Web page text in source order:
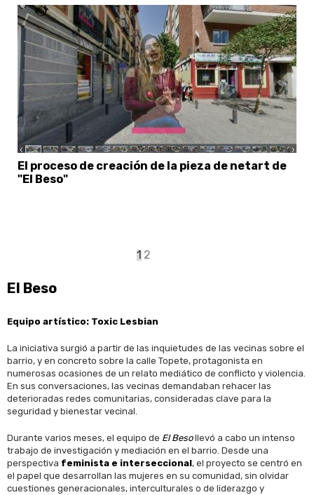
El proceso de creación de la pieza de netart de
"El Beso"
Página
1 Page
2
El Beso
Equipo artístico: Toxic Lesbian
La iniciativa surgió a partir de las inquietudes de las vecinas sobre el
barrio, y en concreto sobre la calle Topete, protagonista en
numerosas ocasiones de un relato mediático de conflicto y violencia.
En sus conversaciones, las vecinas demandaban rehacer las
deterioradas redes comunitarias, consideradas clave para la
seguridad y bienestar vecinal.
Durante varios meses, el equipo de El Besollevó a cabo un intenso
trabajo de investigación y mediación en el barrio. Desde una
perspectiva feminista e interseccional, el proyecto se centró en
el papel que desarrollan las mujeres en su comunidad, sin olvidar
cuestiones generacionales, interculturales o de liderazgo y